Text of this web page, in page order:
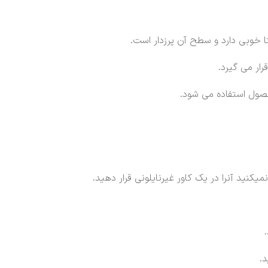
خوبی دارد و سطح آن پرزدار است.
می گیرد.
استفاده می شود.
آنرا در یک کاور غیرنایلونی قرار دهید.